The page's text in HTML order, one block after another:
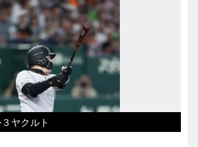
ヤクルト